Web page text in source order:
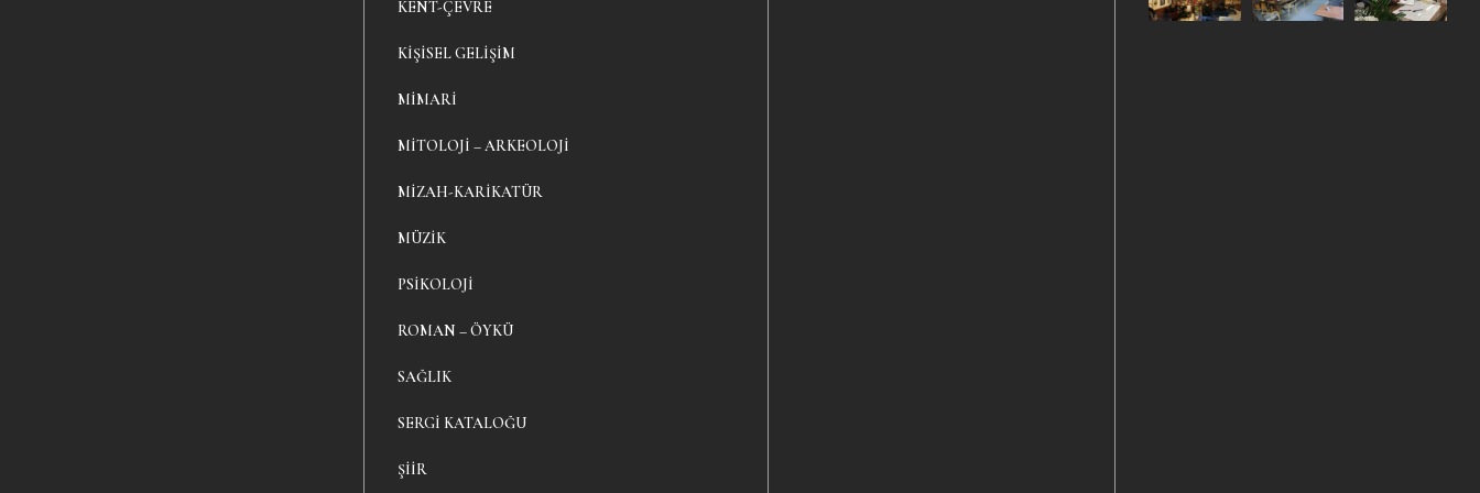
KENT-ÇEVRE
KIŞISEL GELIŞIM
MIMARI
MITOLOJI – ARKEOLOJI
MIZAH-KARIKATÜR
MÜZIK
PSIKOLOJI
ROMAN – ÖYKÜ
SAĞLIK
SERGI KATALOĞU
ŞIIR